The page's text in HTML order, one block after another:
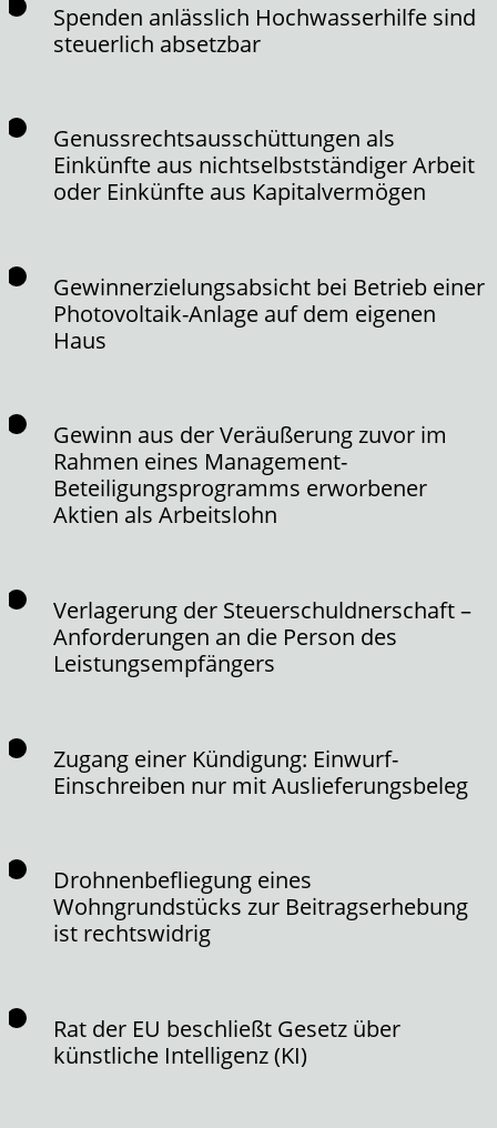
Spenden anlässlich Hochwasserhilfe sind
steuerlich absetzbar
Genussrechtsausschüttungen als
Einkünfte aus nichtselbstständiger Arbeit
oder Einkünfte aus Kapitalvermögen
Gewinnerzielungsabsicht bei Betrieb einer
Photovoltaik-Anlage auf dem eigenen
Haus
Gewinn aus der Veräußerung zuvor im
Rahmen eines Management-
Beteiligungsprogramms erworbener
Aktien als Arbeitslohn
Verlagerung der Steuerschuldnerschaft –
Anforderungen an die Person des
Leistungsempfängers
Zugang einer Kündigung: Einwurf-
Einschreiben nur mit Auslieferungsbeleg
Drohnenbefliegung eines
Wohngrundstücks zur Beitragserhebung
ist rechtswidrig
Rat der EU beschließt Gesetz über
künstliche Intelligenz (KI)